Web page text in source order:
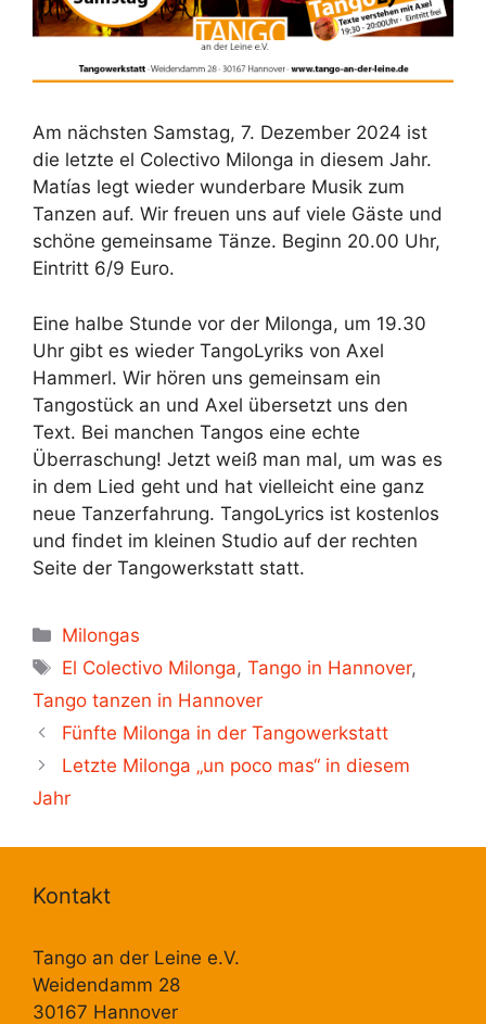
Am nächsten Samstag, 7. Dezember 2024 ist
die letzte el Colectivo Milonga in diesem Jahr.
Matías legt wieder wunderbare Musik zum
Tanzen auf. Wir freuen uns auf viele Gäste und
schöne gemeinsame Tänze. Beginn 20.00 Uhr,
Eintritt 6/9 Euro.
Eine halbe Stunde vor der Milonga, um 19.30
Uhr gibt es wieder TangoLyriks von Axel
Hammerl. Wir hören uns gemeinsam ein
Tangostück an und Axel übersetzt uns den
Text. Bei manchen Tangos eine echte
Überraschung! Jetzt weiß man mal, um was es
in dem Lied geht und hat vielleicht eine ganz
neue Tanzerfahrung. TangoLyrics ist kostenlos
und findet im kleinen Studio auf der rechten
Seite der Tangowerkstatt statt.
Kategorien
Milongas
Schlagwörter
El Colectivo Milonga,Tango in Hannover,
Tango tanzen in Hannover
Fünfte Milonga in der Tangowerkstatt
Letzte Milonga „un poco mas“ in diesem
Jahr
Kontakt
Tango an der Leine e.V.
Weidendamm 28
30167 Hannover